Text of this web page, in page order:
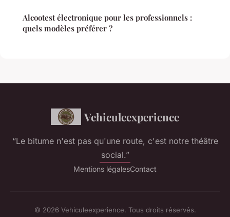
Alcootest électronique pour les professionnels :
quels modèles préférer ?
Vehiculeexperience
“Le bitume n'est pas qu'une route, c'est notre théâtre
social.”
Mentions légalesContact
© 2026 Vehiculeexperience. Tous droits réservés.